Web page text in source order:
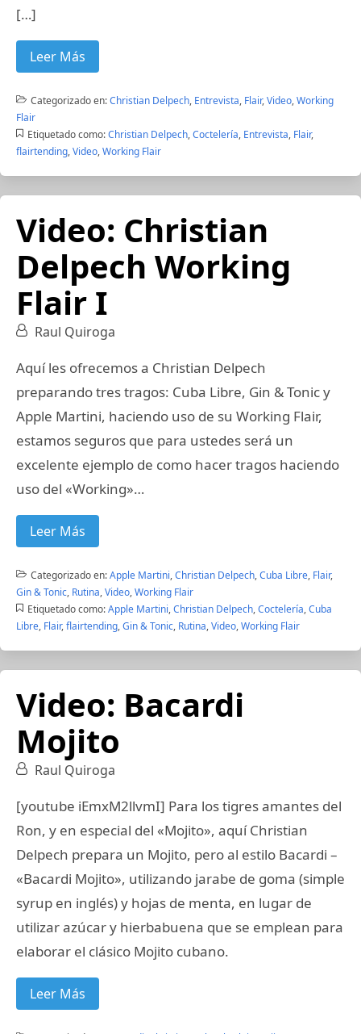
[…]
Leer Más
Categorizado en:Christian Delpech, Entrevista, Flair,Video,Working
Flair
Etiquetado como: Christian Delpech,Coctelería, Entrevista, Flair,
flairtending,Video,Working Flair
Video: Christian
Delpech Working
Flair I
Raul Quiroga
Aquí les ofrecemos a Christian Delpech
preparando tres tragos: Cuba Libre, Gin & Tonic y
Apple Martini, haciendo uso de su Working Flair,
estamos seguros que para ustedes será un
excelente ejemplo de como hacer tragos haciendo
uso del «Working»…
Leer Más
Categorizado en:Apple Martini,Christian Delpech,Cuba Libre, Flair,
Gin & Tonic, Rutina,Video,Working Flair
Etiquetado como: Apple Martini,Christian Delpech,Coctelería,Cuba
Libre, Flair,flairtending,Gin & Tonic, Rutina,Video,Working Flair
Video: Bacardi
Mojito
Raul Quiroga
[youtube iEmxM2llvmI] Para los tigres amantes del
Ron, y en especial del «Mojito», aquí Christian
Delpech prepara un Mojito, pero al estilo Bacardi –
«Bacardi Mojito», utilizando jarabe de goma (simple
syrup en inglés) y hojas de menta, en lugar de
utilizar azúcar y hierbabuena que se emplean para
elaborar el clásico Mojito cubano.
Leer Más